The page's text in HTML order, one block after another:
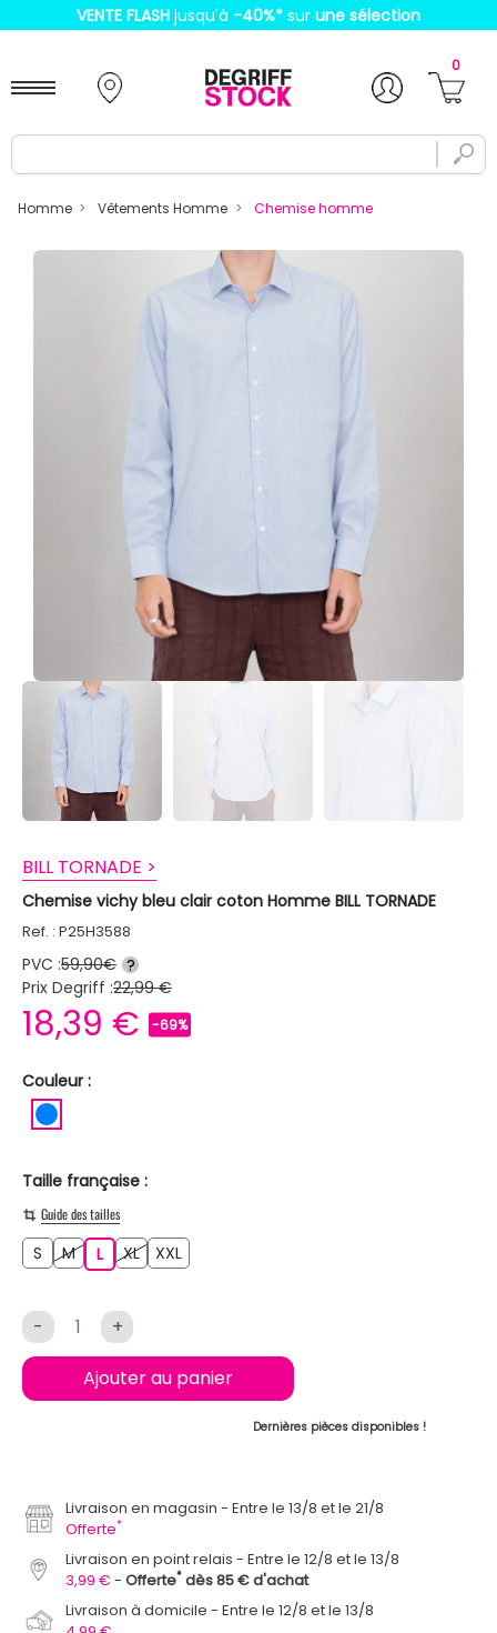
VENTE FLASH jusqu'à -40%* sur une sélection
0
Homme Vêtements Homme Chemise homme
BILL TORNADE >
Chemise vichy bleu clair coton Homme BILL TORNADE
Ref. : P25H3588
PVC :59,90€ ?
Prix Degriff :22,99 €
18,39 € -69%
Couleur :
Taille française :
Guide des tailles
S MM LL XLXL XXL
- +
Ajouter au panier
Dernières pièces disponibles !
Livraison en magasin
Entre le 13/8 et le 21/8
Offerte*
Livraison en point relais
Entre le 12/8 et le 13/8
3,99 €
Offerte* dès 85 € d'achat
Livraison à domicile
Entre le 12/8 et le 13/8